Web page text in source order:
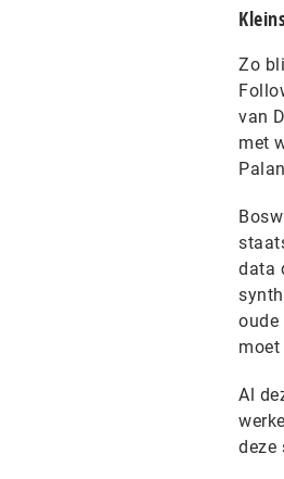
Zo
van
met
data
oude
moet
Al
deze